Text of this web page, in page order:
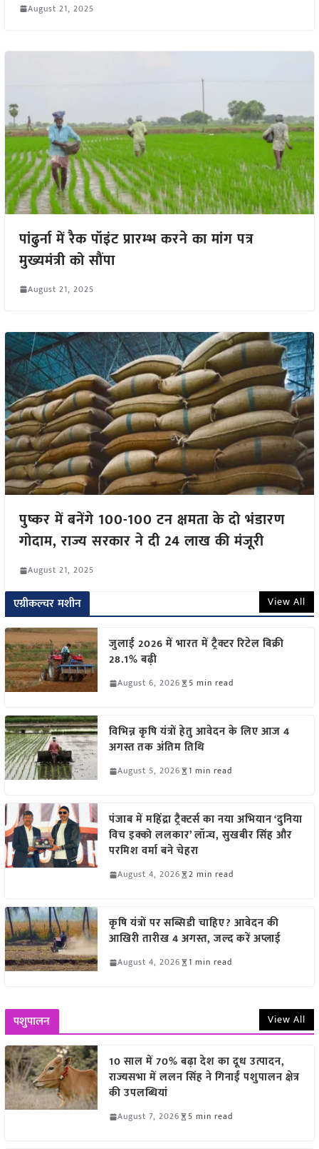
August 21, 2025
पांढुर्ना में रैक पॉइंट प्रारम्भ करने का मांग पत्र
मुख्यमंत्री को सौंपा
August 21, 2025
पुष्कर में बनेंगे 100-100 टन क्षमता के दो भंडारण
गोदाम, राज्य सरकार ने दी 24 लाख की मंजूरी
August 21, 2025
एग्रीकल्चर मशीन View All
जुलाई 2026 में भारत में ट्रैक्टर रिटेल बिक्री
28.1% बढ़ी
August 6, 2026 5 min read
विभिन्न कृषि यंत्रों हेतु आवेदन के लिए आज 4
अगस्त तक अंतिम तिथि
August 5, 2026 1 min read
पंजाब में महिंद्रा ट्रैक्टर्स का नया अभियान ‘दुनिया
विच इक्को ललकार’ लॉन्च, सुखबीर सिंह और
परमिश वर्मा बने चेहरा
August 4, 2026 2 min read
कृषि यंत्रों पर सब्सिडी चाहिए? आवेदन की
आखिरी तारीख 4 अगस्त, जल्द करें अप्लाई
August 4, 2026 1 min read
पशुपालन View All
10 साल में 70% बढ़ा देश का दूध उत्पादन,
राज्यसभा में ललन सिंह ने गिनाईं पशुपालन क्षेत्र
की उपलब्धियां
August 7, 2026 5 min read